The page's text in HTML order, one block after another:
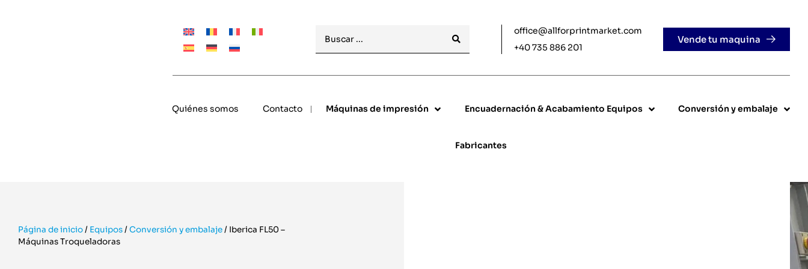
office@allforprintmarket.com
+40 735 886 201
Vende tu maquina
Quiénes somos Contacto Máquinas de impresión Encuadernación & Acabamiento Equipos Conversión y embalaje
Fabricantes
Página de inicio/ Equipos/Conversión y embalaje/ Iberica FL50 –
Máquinas Troqueladoras